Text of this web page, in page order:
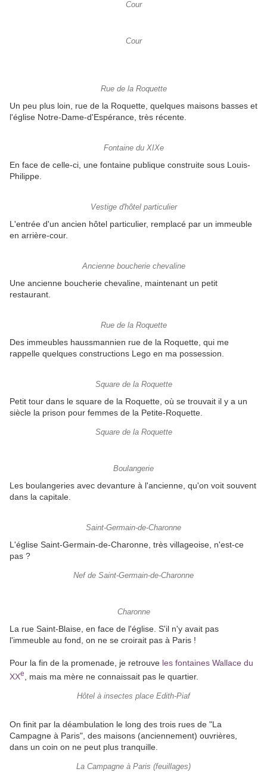
Cour
Cour
Rue de la Roquette
Un peu plus loin, rue de la Roquette, quelques maisons basses et
l'église Notre-Dame-d'Espérance, très récente.
Fontaine du XIXe
En face de celle-ci, une fontaine publique construite sous Louis-
Philippe.
Vestige d'hôtel particulier
L'entrée d'un ancien hôtel particulier, remplacé par un immeuble
en arrière-cour.
Ancienne boucherie chevaline
Une ancienne boucherie chevaline, maintenant un petit
restaurant.
Rue de la Roquette
Des immeubles haussmannien rue de la Roquette, qui me
rappelle quelques constructions Lego en ma possession.
Square de la Roquette
Petit tour dans le square de la Roquette, où se trouvait il y a un
siècle la prison pour femmes de la Petite-Roquette.
Square de la Roquette
Boulangerie
Les boulangeries avec devanture à l'ancienne, qu'on voit souvent
dans la capitale.
Saint-Germain-de-Charonne
L'église Saint-Germain-de-Charonne, très villageoise, n'est-ce
pas ?
Nef de Saint-Germain-de-Charonne
Charonne
La rue Saint-Blaise, en face de l'église. S'il n'y avait pas
l'immeuble au fond, on ne se croirait pas à Paris !
Pour la fin de la promenade, je retrouve les fontaines Wallace du
XXe , mais ma mère ne connaissait pas le quartier.
Hôtel à insectes place Edith-Piaf
On finit par la déambulation le long des trois rues de "La
Campagne à Paris", des maisons (anciennement) ouvrières,
dans un coin on ne peut plus tranquille.
La Campagne à Paris (feuillages)